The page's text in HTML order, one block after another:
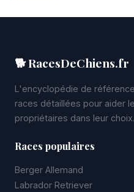
🐕 RacesDeChiens.fr
L'encyclopédie de
races détaillées pour aider
propriétaires dans leur choix.
Races populaires
Berger Allemand
Labrador Retriever